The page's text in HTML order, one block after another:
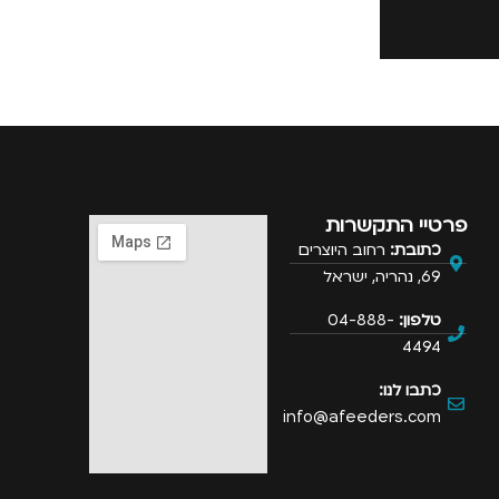
פרטיי התקשרות
כתובת: רחוב היוצרים
69, נהריה, ישראל
טלפון: 04-888-
4494
כתבו לנו:
info@afeeders.com